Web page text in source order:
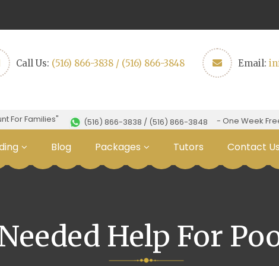
Call Us: (516) 866-3838 / (516) 866-3848 Email:
Families" (516) 866-3838 / (516) 866-3848 - One Week Free
Blog Packages Tutors Contact Us
Help For